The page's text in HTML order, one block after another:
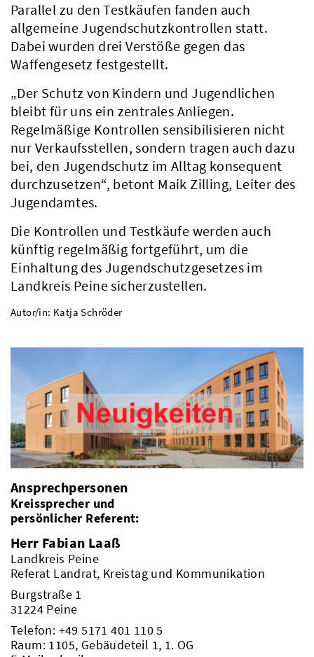
Parallel zu den Testkäufen fanden auch
allgemeine Jugendschutzkontrollen statt.
Dabei wurden drei Verstöße gegen das
Waffengesetz festgestellt.
„Der Schutz von Kindern und Jugendlichen
bleibt für uns ein zentrales Anliegen.
Regelmäßige Kontrollen sensibilisieren nicht
nur Verkaufsstellen, sondern tragen auch dazu
bei, den Jugendschutz im Alltag konsequent
durchzusetzen“, betont Maik Zilling, Leiter des
Jugendamtes.
Die Kontrollen und Testkäufe werden auch
künftig regelmäßig fortgeführt, um die
Einhaltung des Jugendschutzgesetzes im
Landkreis Peine sicherzustellen.
Autor/in: Katja Schröder
Ansprechpersonen
Kreissprecher und
persönlicher Referent:
Herr Fabian Laaß
Landkreis Peine
Referat Landrat, Kreistag und Kommunikation
Burgstraße 1
31224 Peine
Telefon: +49 5171 401 110 5
Raum: 1105, Gebäudeteil 1, 1. OG